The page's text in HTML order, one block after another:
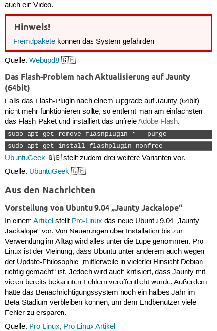
auch ein Video.
Hinweis!
Fremdpakete können das System gefährden.
Quelle: Webupd8🇬🇧
Das Flash-Problem nach Aktualisierung auf Jaunty
(64bit)
Falls das Flash-Plugin nach einem Upgrade auf Jaunty (64bit)
nicht mehr funktionieren sollte, so entfernt man am einfachsten
das Flash-Paket und installiert das unfreieAdobe Flash:
sudo apt-get remove flashplugin-* --purge
sudo apt-get install flashplugin-nonfree
UbuntuGeek🇬🇧 stellt zudem drei weitere Varianten vor.
Quelle: UbuntuGeek🇬🇧
Aus den Nachrichten
Vorstellung von Ubuntu 9.04 „Jaunty Jackalope“
In einem Artikelstellt Pro-Linux das neue Ubuntu 9.04 „Jaunty
Jackalope“ vor. Von Neuerungen über Installation bis zur
Verwendung im Alltag wird alles unter die Lupe genommen. Pro-
Linux ist der Meinung, dass Ubuntu unter anderem auch wegen
der Update-Philosophie „mittlerweile in vielerlei Hinsicht Debian
richtig gemacht“ ist. Jedoch wird auch kritisiert, dass Jaunty mit
vielen bereits bekannten Fehlern veröffentlicht wurde. Außerdem
hätte das Benachrichtigungssystem noch ein halbes Jahr im
Beta-Stadium verbleiben können, um dem Endbenutzer viele
Fehler zu ersparen.
Quelle: Pro-Linux, Pro-Linux Artikel